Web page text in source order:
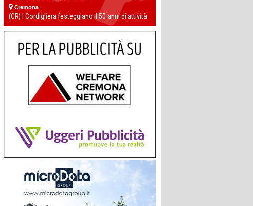
Cremona
(CR) I Cordigliera festeggiano il 50 anni di attività